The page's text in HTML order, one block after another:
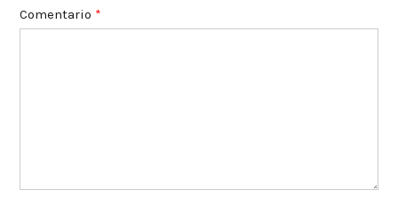
Comentario *